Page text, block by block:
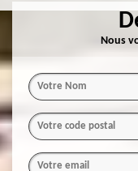
Nous